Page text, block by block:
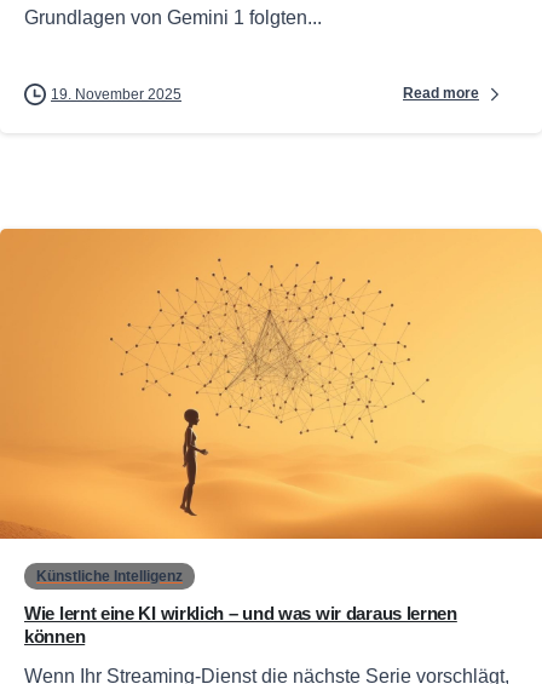
Grundlagen von Gemini 1 folgten...
19. November 2025 Read more
0
Künstliche Intelligenz
Wie lernt eine KI wirklich – und was wir daraus lernen
können
Wenn Ihr Streaming-Dienst die nächste Serie vorschlägt,